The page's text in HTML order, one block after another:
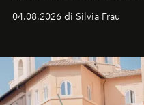
04.08.2026 di Silvia Frau